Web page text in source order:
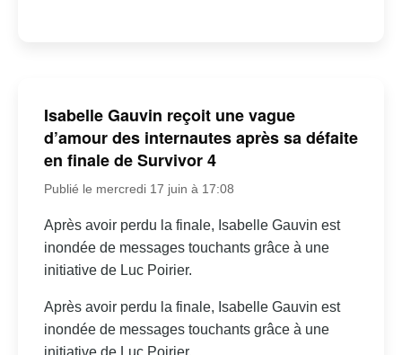
Isabelle Gauvin reçoit une vague
d’amour des internautes après sa défaite
en finale de Survivor 4
Publié le mercredi 17 juin à 17:08
Après avoir perdu la finale, Isabelle Gauvin est
inondée de messages touchants grâce à une
initiative de Luc Poirier.
Après avoir perdu la finale, Isabelle Gauvin est
inondée de messages touchants grâce à une